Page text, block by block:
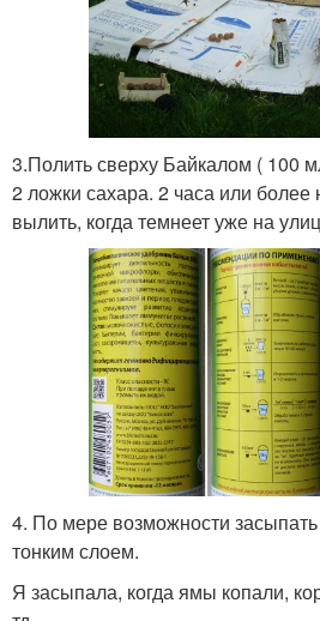
3.Полить сверху Байкалом ( 100
2 ложки сахара. 2 часа или более
вылить, когда темнеет уже на
4. По мере возможности
тонким слоем.
Я засыпала, когда ямы копали,